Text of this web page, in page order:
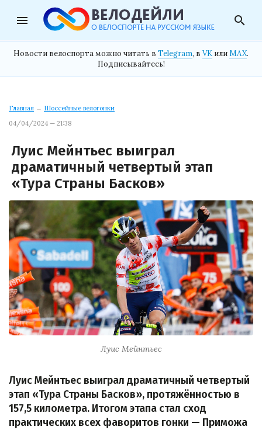
menu search
Новости велоспорта можно читать в Telegram, в VK илиMAX.
Подписывайтесь!
Главная → Шоссейные велогонки
04/04/2024 — 21:38
Луис Мейнтьес выиграл
драматичный четвертый этап
«Тура Страны Басков»
Луис Мейнтьес
Луис Мейнтьес выиграл драматичный четвертый
этап «Тура Страны Басков», протяжённостью в
157,5 километра. Итогом этапа стал сход
практических всех фаворитов гонки — Приможа